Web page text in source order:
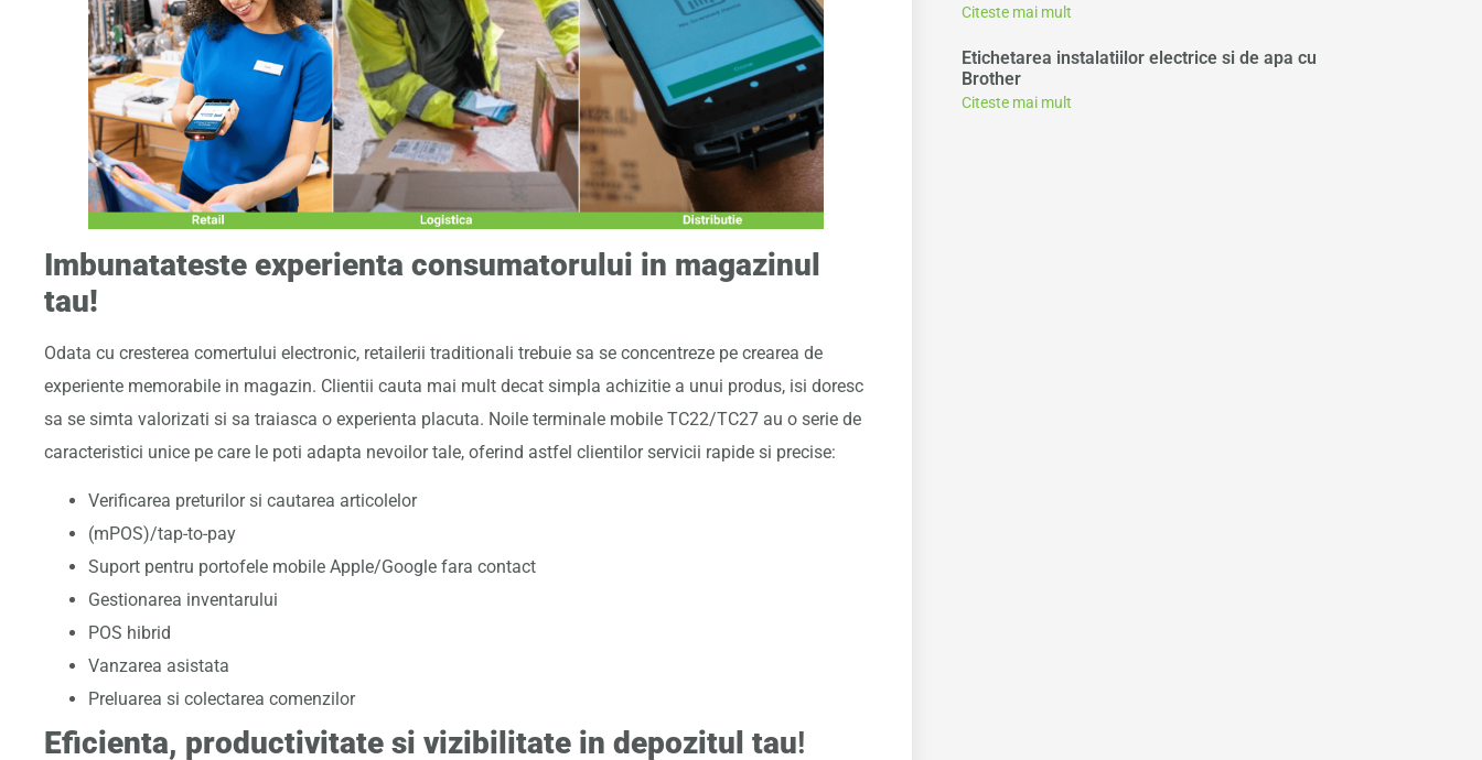
Imbunatateste experienta consumatorului in magazinul
tau!
Odata cu cresterea comertului electronic, retailerii traditionali trebuie sa se concentreze pe crearea de
experiente memorabile in magazin. Clientii cauta mai mult decat simpla achizitie a unui produs, isi doresc
sa se simta valorizati si sa traiasca o experienta placuta. Noile terminale mobile TC22/TC27 au o serie de
caracteristici unice pe care le poti adapta nevoilor tale, oferind astfel clientilor servicii rapide si precise:
Verificarea preturilor si cautarea articolelor
(mPOS)/tap-to-pay
Suport pentru portofele mobile Apple/Google fara contact
Gestionarea inventarului
POS hibrid
Vanzarea asistata
Preluarea si colectarea comenzilor
Eficienta, productivitate si vizibilitate in depozitul tau!
Citeste mai mult
Etichetarea instalatiilor electrice si de apa cu
Brother
Citeste mai mult